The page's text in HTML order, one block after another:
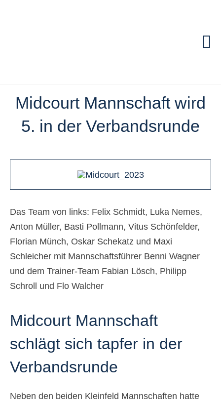
Der Verein/
Mitglied werden
Midcourt Mannschaft wird
5. in der Verbandsrunde
Das Team von links: Felix Schmidt, Luka Nemes,
Anton Müller, Basti Pollmann, Vitus Schönfelder,
Florian Münch, Oskar Schekatz und Maxi
Schleicher mit Mannschaftsführer Benni Wagner
und dem Trainer-Team Fabian Lösch, Philipp
Schroll und Flo Walcher
Midcourt Mannschaft
schlägt sich tapfer in der
Verbandsrunde
Neben den beiden Kleinfeld Mannschaften hatte